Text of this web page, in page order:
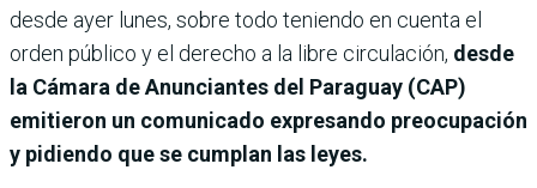
desde ayer lunes, sobre todo teniendo en cuenta el
orden público y el derecho a la libre circulación, desde
la Cámara de Anunciantes del Paraguay (CAP)
emitieron un comunicado expresando preocupación
y pidiendo que se cumplan las leyes.